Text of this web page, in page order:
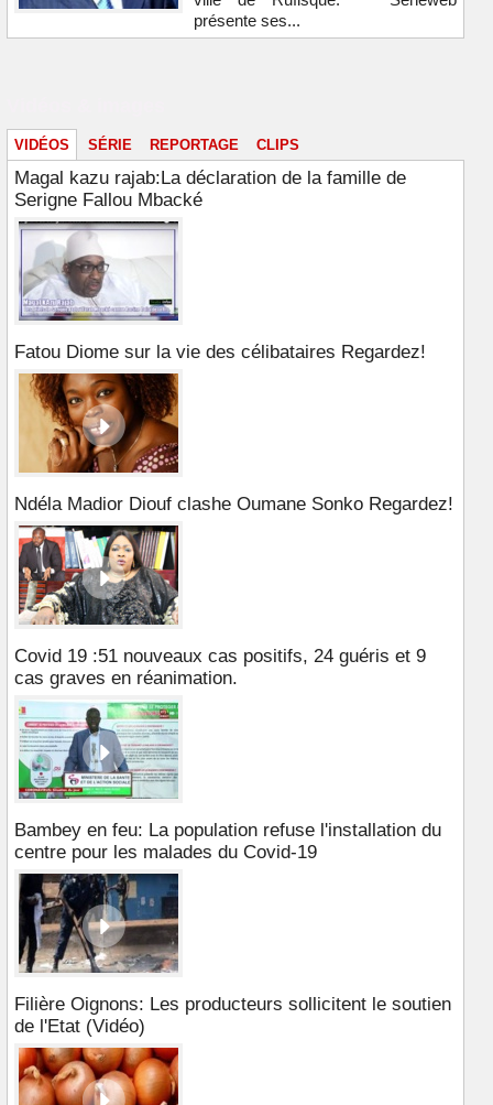
présente ses...
VIDÉOS SÉRIE REPORTAGE CLIPS
Magal kazu rajab:La déclaration de la famille de
Serigne Fallou Mbacké
Fatou Diome sur la vie des célibataires Regardez!
Ndéla Madior Diouf clashe Oumane Sonko Regardez!
Covid 19 :51 nouveaux cas positifs, 24 guéris et 9
cas graves en réanimation.
Bambey en feu: La population refuse l'installation du
centre pour les malades du Covid-19
Filière Oignons: Les producteurs sollicitent le soutien
de l'Etat (Vidéo)